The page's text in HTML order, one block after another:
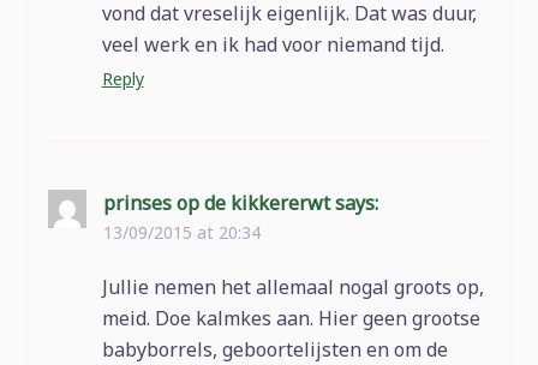
vond dat vreselijk eigenlijk. Dat was duur,
veel werk en ik had voor niemand tijd.
Reply
prinses op de kikkererwt says:
13/09/2015 at 20:34
Jullie nemen het allemaal nogal groots op,
meid. Doe kalmkes aan. Hier geen grootse
babyborrels, geboortelijsten en om de